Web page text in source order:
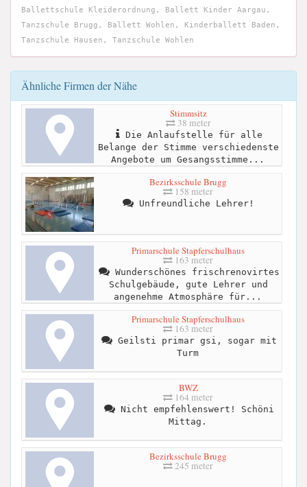
Ballettschule Kleiderordnung, Ballett Kinder Aargau,
Tanzschule Brugg, Ballett Wohlen, Kinderballett Baden,
Tanzschule Hausen, Tanzschule Wohlen
Ähnliche Firmen der Nähe
Stimmsitz
38 meter
Die Anlaufstelle für alle
Belange der Stimme verschiedenste
Angebote um Gesangsstimme...
Bezirksschule Brugg
158 meter
Unfreundliche Lehrer!
Primarschule Stapferschulhaus
163 meter
Wunderschönes frischrenovirtes
Schulgebäude, gute Lehrer und
angenehme Atmosphäre für...
Primarschule Stapferschulhaus
163 meter
Geilsti primar gsi, sogar mit
Turm
BWZ
164 meter
Nicht empfehlenswert! Schöni
Mittag.
Bezirksschule Brugg
245 meter